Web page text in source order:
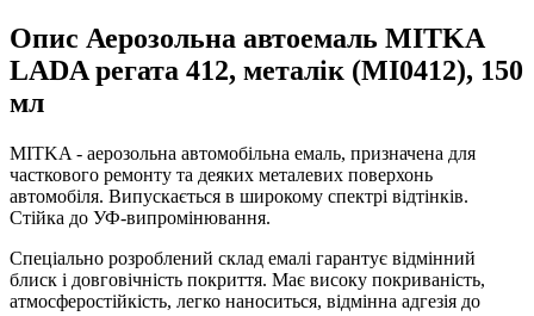
Опис Аерозольна автоемаль MITKA
LADA регата 412, металік (MI0412), 150
мл
MITKA - аерозольна автомобільна емаль, призначена для
часткового ремонту та деяких металевих поверхонь
автомобіля. Випускається в широкому спектрі відтінків.
Стійка до УФ-випромінювання.
Спеціально розроблений склад емалі гарантує відмінний
блиск і довговічність покриття. Має високу покриваність,
атмосферостійкість, легко наноситься, відмінна адгезія до